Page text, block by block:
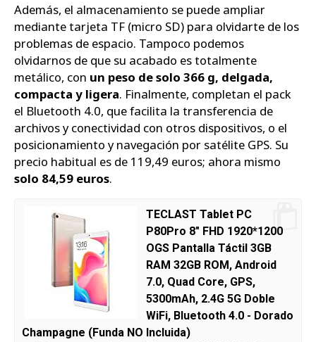
Además, el almacenamiento se puede ampliar
mediante tarjeta TF (micro SD) para olvidarte de los
problemas de espacio. Tampoco podemos
olvidarnos de que su acabado es totalmente
metálico, con un peso de solo 366 g, delgada,
compacta y ligera. Finalmente, completan el pack
el Bluetooth 4.0, que facilita la transferencia de
archivos y conectividad con otros dispositivos, o el
posicionamiento y navegación por satélite GPS. Su
precio habitual es de 119,49 euros; ahora mismo
solo 84,59 euros.
TECLAST Tablet PC
P80Pro 8" FHD 1920*1200
OGS Pantalla Táctil 3GB
RAM 32GB ROM, Android
7.0, Quad Core, GPS,
5300mAh, 2.4G 5G Doble
WiFi, Bluetooth 4.0 - Dorado
Champagne (Funda NO Incluida)